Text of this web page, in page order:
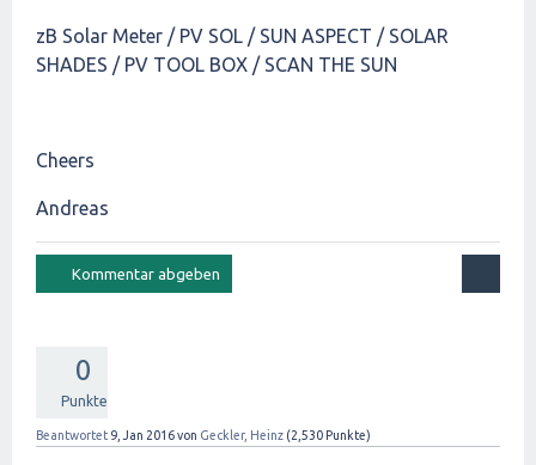
zB Solar Meter / PV SOL / SUN ASPECT / SOLAR
SHADES / PV TOOL BOX / SCAN THE SUN
Cheers
Andreas
0
Punkte
Beantwortet 9, Jan 2016von Geckler, Heinz (2,530 Punkte)